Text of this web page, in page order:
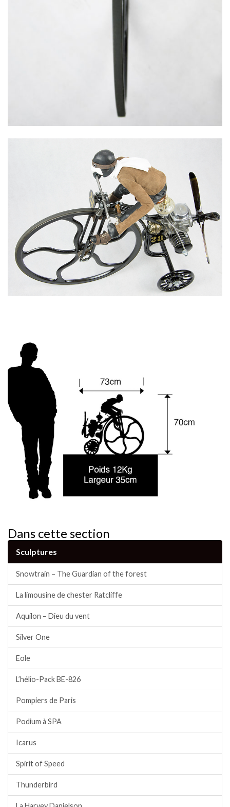
Dans cette section
Sculptures
Snowtrain – The Guardian of the forest
La limousine de chester Ratcliffe
Aquilon – Dieu du vent
Silver One
Eole
L’hélio-Pack BE-826
Pompiers de Paris
Podium à SPA
Icarus
Spirit of Speed
Thunderbird